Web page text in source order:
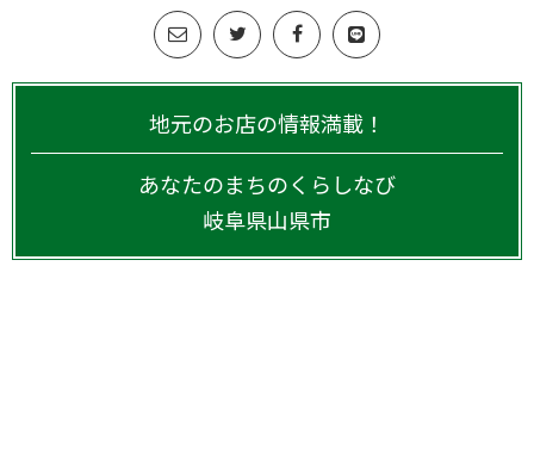
地元のお店の情報満載！
あなたのまちのくらしなび
岐阜県山県市